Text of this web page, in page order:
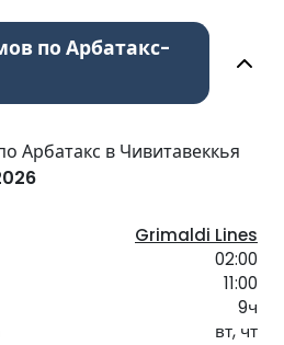
по Арбатакс-
Арбатакс в Чивитавеккья
Grimaldi Lines
02:00
11:00
9ч
вт, чт